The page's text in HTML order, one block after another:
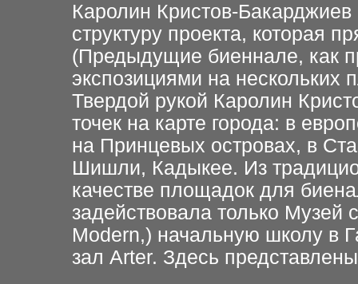
Каролин Кристов-
структуру проекта, которая
(Предыдущие биеннале, как
экспозициями на нескольких
Твердой рукой Каролин
точек на карте города: в
на Принцевых островах, в
Шишли, Кадыкее. Из
качестве площадок для
задействовала только Музей
Modern,) начальную школу в
зал Arter. Здесь